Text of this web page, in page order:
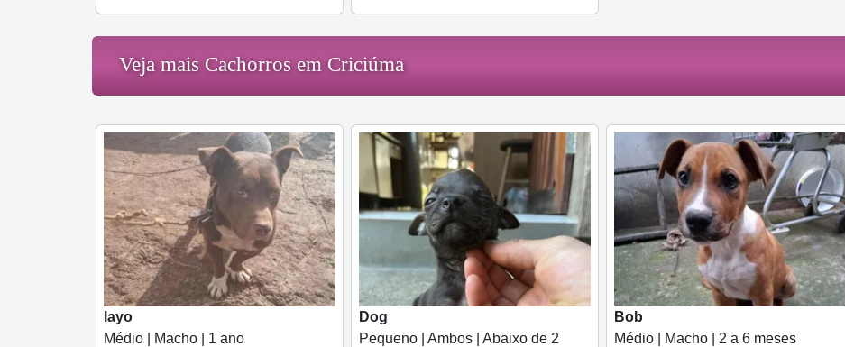
Veja mais Cachorros em Criciúma
layo
Médio | Macho | 1 ano
Dog
Pequeno | Ambos | Abaixo de 2
Bob
Médio | Macho | 2 a 6 meses